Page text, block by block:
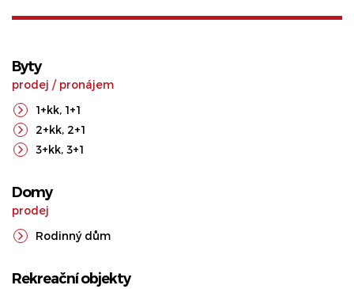
Byty
prodej / pronájem
1+kk, 1+1
2+kk, 2+1
3+kk, 3+1
Domy
prodej
Rodinný dům
Rekreační objekty